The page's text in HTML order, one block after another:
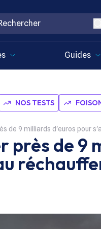
Guides
NOS TESTS
de 9 milliards d'euros pour
près de 9